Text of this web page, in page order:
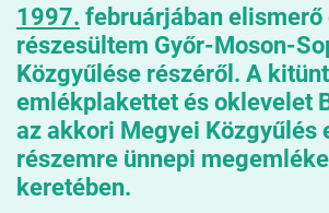
1997. februárjábanelismerő
részesültem Győr-Moson-
Közgyűlése részéről. A
emlékplakettet és oklevelet
az akkori Megyei Közgyűlés
részemre ünnepi
keretében.